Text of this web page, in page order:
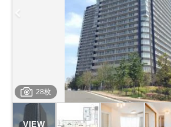
28枚